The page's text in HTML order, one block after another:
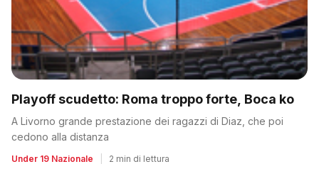
Playoff scudetto: Roma troppo forte, Boca ko
A Livorno grande prestazione dei ragazzi di Diaz, che poi
cedono alla distanza
Under 19 Nazionale 2 min di lettura